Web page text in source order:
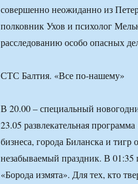
совершенно неожиданно из
полковник Ухов и психолог
расследованию особо опасных
СТС Балтия. «Все по-нашему»
В 20.00 – специальный
23.05 развлекательная
бизнеса, города Биланска и тигр
незабываемый праздник. В
«Борода измята». Для тех, кто